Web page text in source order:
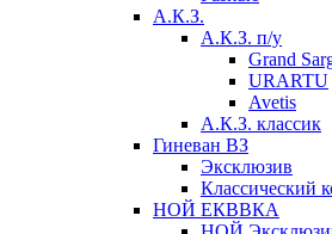
А.К.З.
А.К.З. п/у
Grand
URARTU
Avetis
А.К.З. классик
Гиневан ВЗ
Эксклюзив
Классический
НОЙ ЕКВВКА